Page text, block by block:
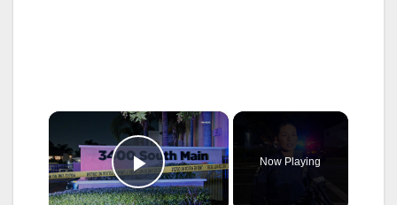
×
Play Video
Now Playing